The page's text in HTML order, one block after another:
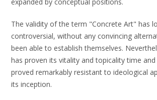
expanded by conceptual positions.
The validity of the term "Concrete Art" has
controversial, without any convincing
been able to establish themselves.
has proven its vitality and topicality time and
proved remarkably resistant to ideological
its inception.